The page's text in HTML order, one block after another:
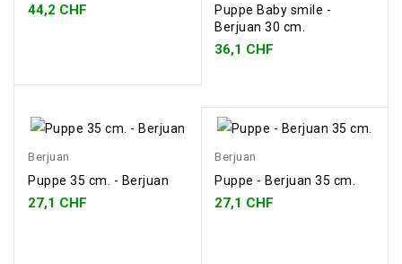
44,2 CHF
Puppe Baby smile -
Berjuan 30 cm.
36,1 CHF
Berjuan
Puppe 35 cm. - Berjuan
27,1 CHF
Berjuan
Puppe - Berjuan 35 cm.
27,1 CHF